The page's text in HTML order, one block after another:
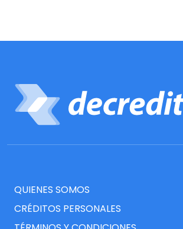
QUIENES SOMOS
CRÉDITOS PERSONALES